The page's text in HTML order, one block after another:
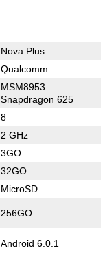
Nova Plus
Qualcomm
MSM8953
Snapdragon 625
8
2 GHz
3GO
32GO
MicroSD
256GO
Android 6.0.1